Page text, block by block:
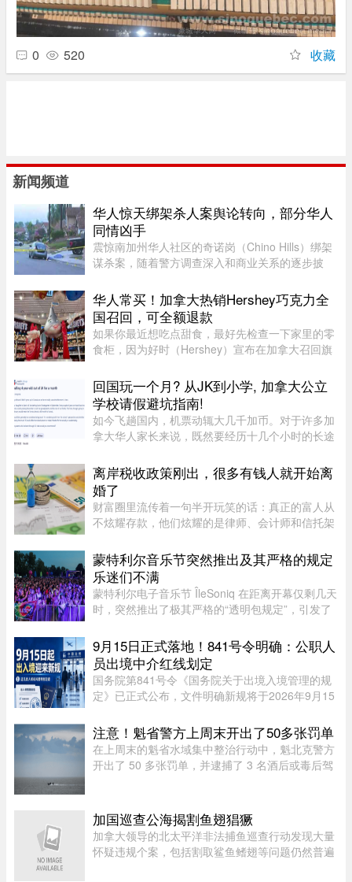
0 520 收藏
新闻频道
华人惊天绑架杀人案舆论转向，部分华人
同情凶手
震惊南加州华人社区的奇诺岗（Chino Hills）绑架
谋杀案，随着警方调查深入和商业关系的逐步披
中的舆论风向开始出现微妙变化。部分华人社区成
员开始对已遭警方击毙的 ...
华人常买！加拿大热销Hershey巧克力全
国召回，可全额退款
如果你最近想吃点甜食，最好先检查一下家里的零
食柜，因为好时（Hershey）宣布在加拿大召回旗
Shutterstock.com8月1日，好时加拿大（Hershey
Canada）发布公告称，公司正在 ...
回国玩一个月? 从JK到小学, 加拿大公立
学校请假避坑指南!
如今飞趟国内，机票动辄大几千加币。对于许多加
拿大华人家长来说，既然要经历十几个小时的长途
趁着孩子还小，请假回国待上一个月，让孩子好好
陪陪爷爷奶奶，成了不少 ...
离岸税收政策刚出，很多有钱人就开始离
婚了
财富圈里流传着一句半开玩笑的话：真正的富人从
不炫耀存款，他们炫耀的是律师、会计师和信托架
处，轻易不拨。可最近这段日子，笔者听说一个奇
怪的现象——好些身家不菲 ...
蒙特利尔音乐节突然推出及其严格的规定
乐迷们不满
蒙特利尔电子音乐节 ÎleSoniq 在距离开幕仅剩几天
时，突然推出了极其严格的“透明包规定”，引发了
门用的腰包，结果在 ÎleSoniq 开幕前几天还得折腾
着重新买一个，太 ...
9月15日正式落地！841号令明确：公职人
员出境中介红线划定
国务院第841号令《国务院关于出境入境管理的规
定》已正式公布，文件明确新规将于2026年9月15
理，其中针对公职人员、出入境中介机构的约束条
款，引发社会广泛关注。新规并 ...
注意！魁省警方上周末开出了50多张罚单
在上周末的魁省水域集中整治行动中，魁北克警方
开出了 50 多张罚单，并逮捕了 3 名酒后或毒后驾
内的多支魁省警力在 8 月 1 ...
加国巡查公海揭割鱼翅猖獗
加拿大领导的北太平洋非法捕鱼巡查行动发现大量
怀疑违规个案，包括割取鲨鱼鳍翅等问题仍然普遍